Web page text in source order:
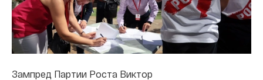
Зампред Партии Роста Виктор